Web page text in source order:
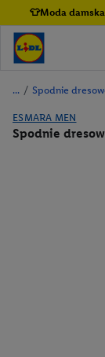
👕Moda
/ Spodnie
ESMARA MEN
Spodnie